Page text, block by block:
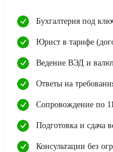
Бухгалтерия под
Юрист в тарифе
Ведение ВЭД и
Ответы на
Сопровождение по
Подготовка и сдача
Консультации без